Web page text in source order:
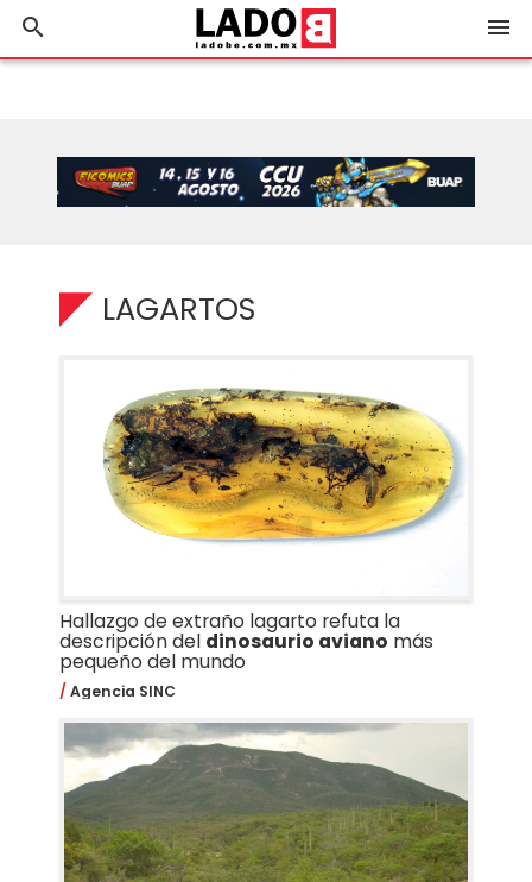
search menu
LAGARTOS
Hallazgo de extraño lagarto refuta la
descripción del dinosaurio aviano más
pequeño del mundo
Agencia SINC